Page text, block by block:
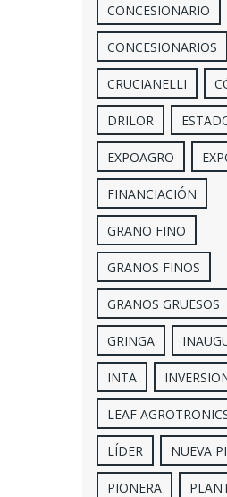
CONCESIONARIO
CONCESIONARIOS
CRUCIANELLI
DRILOR
EXPOAGRO
FINANCIACIÓN
GRANO FINO
GRANOS FINOS
GRANOS GRUESOS
GRINGA
INTA
LEAF
LÍDER NUEVA
PIONERA